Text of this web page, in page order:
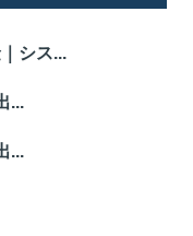
シス...
...
...